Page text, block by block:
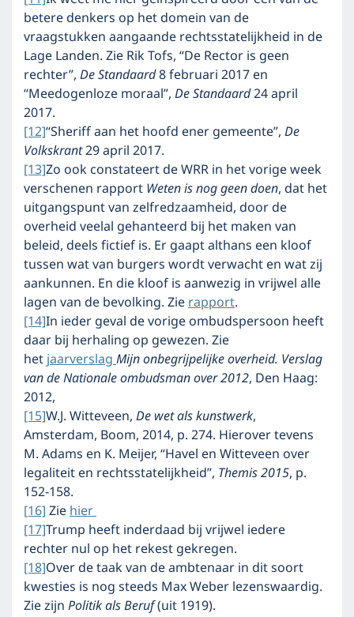
betere denkers op het domein van de
vraagstukken aangaande rechtsstatelijkheid in de
Lage Landen. Zie Rik Tofs, “De Rector is geen
rechter”,De Standaard8 februari 2017 en
“Meedogenloze moraal”,De Standaard24 april
2017.
[12]“Sheriff aan het hoofd ener gemeente”,De
Volkskrant29 april 2017.
[13]Zo ook constateert de WRR in het vorige week
verschenen rapportWeten is nog geen doen, dat het
uitgangspunt van zelfredzaamheid, door de
overheid veelal gehanteerd bij het maken van
beleid, deels fictief is. Er gaapt althans een kloof
tussen wat van burgers wordt verwacht en wat zij
aankunnen. En die kloof is aanwezig in vrijwel alle
lagen van de bevolking. Zierapport.
[14]In ieder geval de vorige ombudspersoon heeft
daar bij herhaling op gewezen. Zie
hetjaarverslagMijn onbegrijpelijke overheid. Verslag
van de Nationale ombudsman over 2012, Den Haag:
2012,
[15]W.J. Witteveen,De wet als kunstwerk,
Amsterdam, Boom, 2014, p. 274. Hierover tevens
M. Adams en K. Meijer, “Havel en Witteveen over
legaliteit en rechtsstatelijkheid”, Themis 2015, p.
152-158.
[16]Ziehier
[17]Trump heeft inderdaad bij vrijwel iedere
rechter nul op het rekest gekregen.
[18]Over de taak van de ambtenaar in dit soort
kwesties is nog steeds Max Weber lezenswaardig.
Zie zijnPolitik als Beruf(uit 1919).